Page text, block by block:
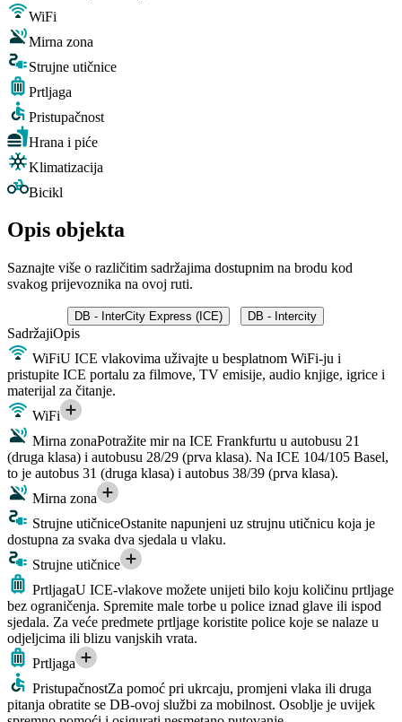
WiFi
Mirna zona
Strujne utičnice
Prtljaga
Pristupačnost
Hrana i piće
Klimatizacija
Bicikl
Opis objekta
Saznajte više o različitim sadržajima dostupnim na brodu kod
svakog prijevoznika na ovoj ruti.
DB - InterCity Express (ICE) DB - Intercity
SadržajiOpis
WiFiU ICE vlakovima uživajte u besplatnom WiFi-ju i
pristupite ICE portalu za filmove, TV emisije, audio knjige, igrice i
materijal za čitanje.
WiFi
Mirna zonaPotražite mir na ICE Frankfurtu u autobusu 21
(druga klasa) i autobusu 28/29 (prva klasa). Na ICE 104/105 Basel,
to je autobus 31 (druga klasa) i autobus 38/39 (prva klasa).
Mirna zona
Strujne utičniceOstanite napunjeni uz strujnu utičnicu koja je
dostupna za svaka dva sjedala u vlaku.
Strujne utičnice
PrtljagaU ICE-vlakove možete unijeti bilo koju količinu prtljage
bez ograničenja. Spremite male torbe u police iznad glave ili ispod
sjedala. Za veće predmete prtljage koristite police koje se nalaze u
odjeljcima ili blizu vanjskih vrata.
Prtljaga
PristupačnostZa pomoć pri ukrcaju, promjeni vlaka ili druga
pitanja obratite se DB-ovoj službi za mobilnost. Osoblje je uvijek